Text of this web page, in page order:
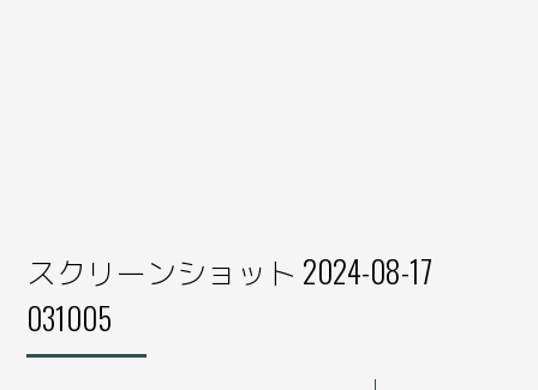
スクリーンショット 2024-08-17
031005